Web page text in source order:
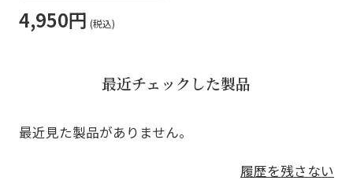
4,950円
最近チェックした製品
最近見た製品がありません。
履歴を残さない